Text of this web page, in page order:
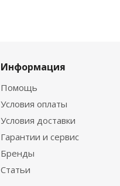
Информация
Помощь
Условия оплаты
Условия доставки
Гарантии и сервис
Бренды
Статьи